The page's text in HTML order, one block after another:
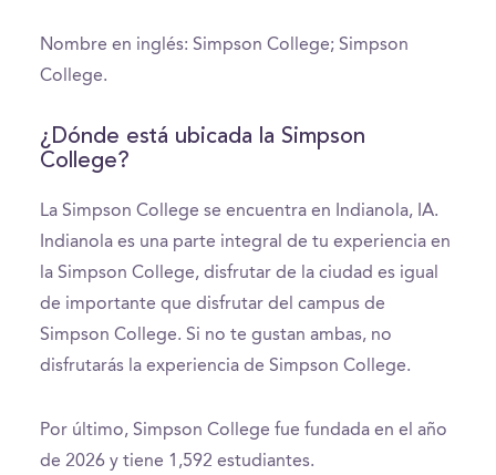
Nombre en inglés: Simpson College; Simpson
College.
¿Dónde está ubicada la Simpson
College?
La Simpson College se encuentra en Indianola, IA.
Indianola es una parte integral de tu experiencia en
la Simpson College, disfrutar de la ciudad es igual
de importante que disfrutar del campus de
Simpson College. Si no te gustan ambas, no
disfrutarás la experiencia de Simpson College.
Por último, Simpson College fue fundada en el año
de 2026 y tiene 1,592 estudiantes.